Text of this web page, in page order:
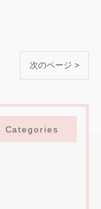
次のページ >
Categories